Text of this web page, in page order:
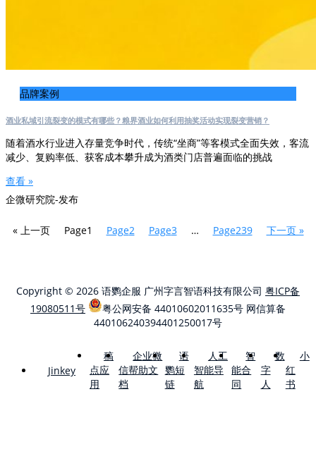
品牌案例
酒业私域引流裂变的模式有哪些？粮界酒业如何利用抽奖活动实现裂变营销？
随着酒水行业进入存量竞争时代，传统“坐商”等客模式全面失效，客流
减少、复购率低、获客成本攀升成为酒类门店普遍面临的挑战
查看 »
企微研究院-发布
« 上一页 Page1 Page2 Page3 … Page239 下一页 »
Copyright © 2026 语鹦企服 广州字言智语科技有限公司 粤ICP备
19080511号
粤公网安备 44010602011635号 网信算备
440106240394401250017号
Jinkey
稿
点应
用
企业微
信帮助文
档
语
鹦短
链
人工
智能导
航
智
能合
同
数
字
人
小
红
书